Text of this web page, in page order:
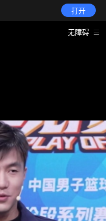
打开
无障碍